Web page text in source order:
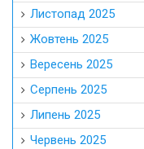
Листопад 2025
Жовтень 2025
Вересень 2025
Серпень 2025
Липень 2025
Червень 2025